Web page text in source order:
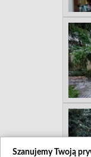
Szanujemy Twoją